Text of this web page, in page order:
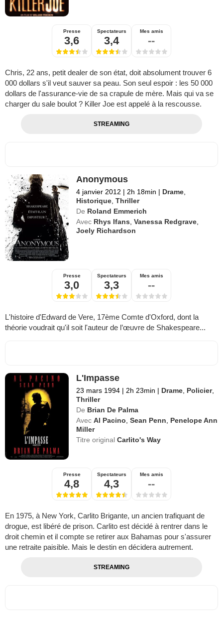
Presse
3,6
Spectateurs
3,4
Mes amis
--
Chris, 22 ans, petit dealer de son état, doit absolument trouver 6
000 dollars s'il veut sauver sa peau. Son seul espoir : les 50 000
dollars de l'assurance-vie de sa crapule de mère. Mais qui va se
charger du sale boulot ? Killer Joe est appelé à la rescousse.
STREAMING
Anonymous
4 janvier 2012 | 2h 18min | Drame,
Historique,Thriller
De Roland Emmerich
Avec Rhys Ifans,Vanessa Redgrave,
Joely Richardson
Presse
3,0
Spectateurs
3,3
Mes amis
--
L'histoire d'Edward de Vere, 17ème Comte d'Oxford, dont la
théorie voudrait qu'il soit l'auteur de l’œuvre de Shakespeare...
L'Impasse
23 mars 1994 | 2h 23min | Drame, Policier,
Thriller
De Brian De Palma
Avec Al Pacino,Sean Penn, Penelope Ann
Miller
Titre originalCarlito's Way
Presse
4,8
Spectateurs
4,3
Mes amis
--
En 1975, à New York, Carlito Brigante, un ancien trafiquant de
drogue, est libéré de prison. Carlito est décidé à rentrer dans le
droit chemin et il compte se retirer aux Bahamas pour s'assurer
une retraite paisible. Mais le destin en décidera autrement.
STREAMING